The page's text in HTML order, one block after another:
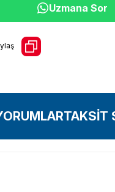
Uzmana Sor
TAKSİT